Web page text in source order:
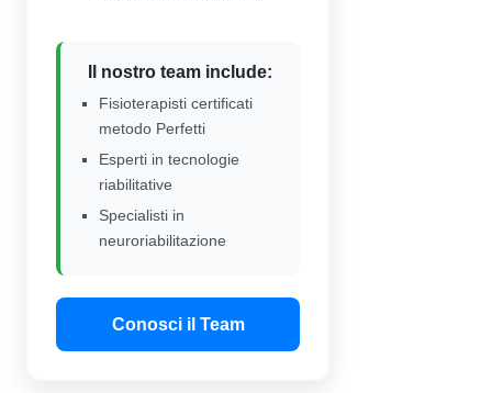
Il nostro team include:
Fisioterapisti certificati
metodo Perfetti
Esperti in tecnologie
riabilitative
Specialisti in
neuroriabilitazione
Conosci il Team